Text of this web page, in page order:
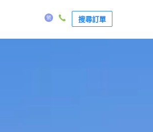
搜尋訂單